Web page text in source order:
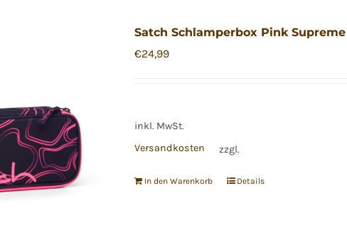
Satch Schlamperbox Pink Supreme
€24,99
inkl. MwSt.
zzgl.
Versandkosten
In den Warenkorb Details